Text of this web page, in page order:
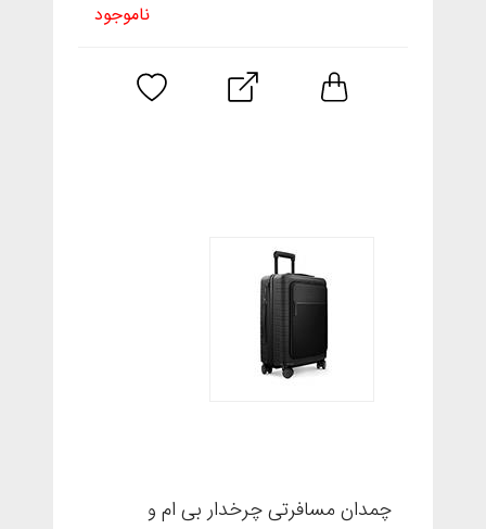
ناموجود
چمدان مسافرتی چرخدار بی ام و